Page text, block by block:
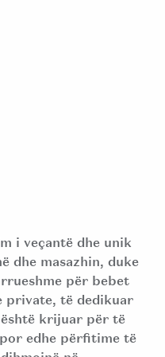
i veçantë dhe unik
dhe masazhin, duke
për bebet
private, të dedikuar
krijuar për të
edhe përfitime të